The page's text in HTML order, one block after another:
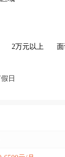
2万元以上
日